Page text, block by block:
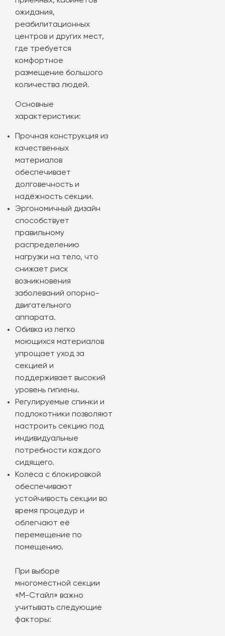
ожидания,
реабилитационных
центров и других мест,
где требуется
комфортное
размещение большого
количества людей.
Основные
характеристики:
Прочная конструкция из
качественных
материалов
обеспечивает
долговечность и
надёжность секции.
Эргономичный дизайн
способствует
правильному
распределению
нагрузки на тело, что
снижает риск
возникновения
заболеваний опорно-
двигательного
аппарата.
Обивка из легко
моющихся материалов
упрощает уход за
секцией и
поддерживает высокий
уровень гигиены.
Регулируемые спинки и
подлокотники позволяют
настроить секцию под
индивидуальные
потребности каждого
сидящего.
Колёса с блокировкой
обеспечивают
устойчивость секции во
время процедур и
облегчают её
перемещение по
помещению.
При выборе
многоместной секции
«М-Стайл» важно
учитывать следующие
факторы: